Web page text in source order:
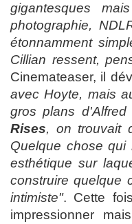
gigantesques
photographie,
étonnamment
Cillian ressent,
Cinemateaser, il
avec Hoyte, mais
gros plans
Rises, on trouvait
Quelque chose
esthétique sur
construire quelque
intimiste". Cette
impressionner